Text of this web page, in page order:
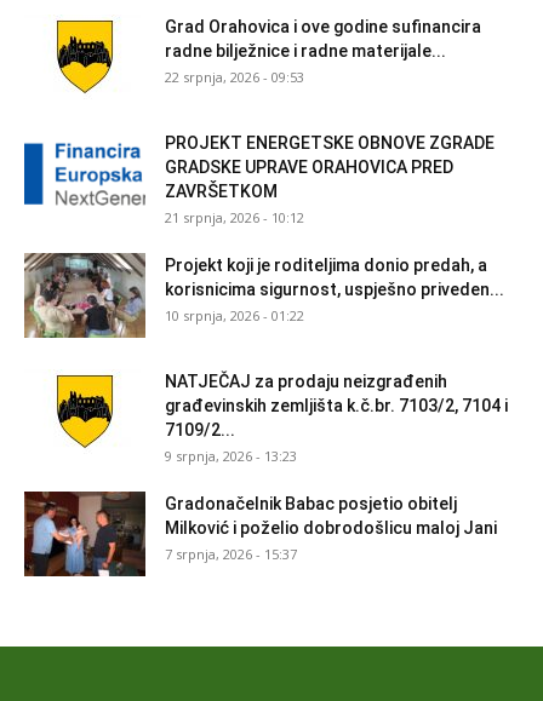
Grad Orahovica i ove godine sufinancira
radne bilježnice i radne materijale...
22 srpnja, 2026 - 09:53
PROJEKT ENERGETSKE OBNOVE ZGRADE
GRADSKE UPRAVE ORAHOVICA PRED
ZAVRŠETKOM
21 srpnja, 2026 - 10:12
Projekt koji je roditeljima donio predah, a
korisnicima sigurnost, uspješno priveden...
10 srpnja, 2026 - 01:22
NATJEČAJ za prodaju neizgrađenih
građevinskih zemljišta k.č.br. 7103/2, 7104 i
7109/2...
9 srpnja, 2026 - 13:23
Gradonačelnik Babac posjetio obitelj
Milković i poželio dobrodošlicu maloj Jani
7 srpnja, 2026 - 15:37